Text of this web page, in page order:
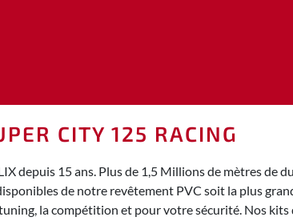
CITY 125 RACING
depuis 15 ans. Plus de 1,5 Millions de mètres de
de notre revêtement PVC soit la plus
la compétition et pour votre sécurité. Nos kits